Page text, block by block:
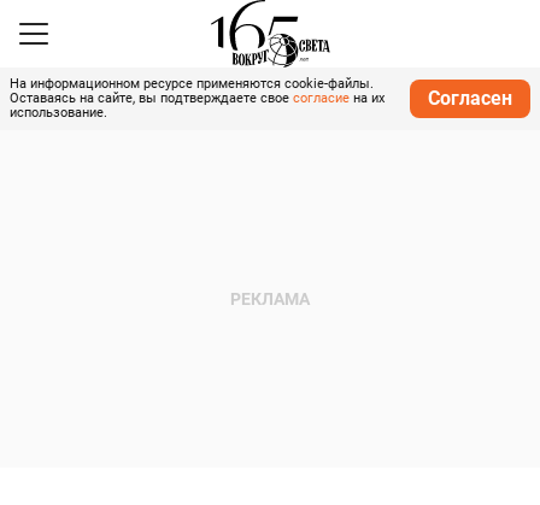
На информационном ресурсе применяются cookie-файлы.
Оставаясь на сайте, вы подтверждаете свое согласие на их
использование.
Согласен